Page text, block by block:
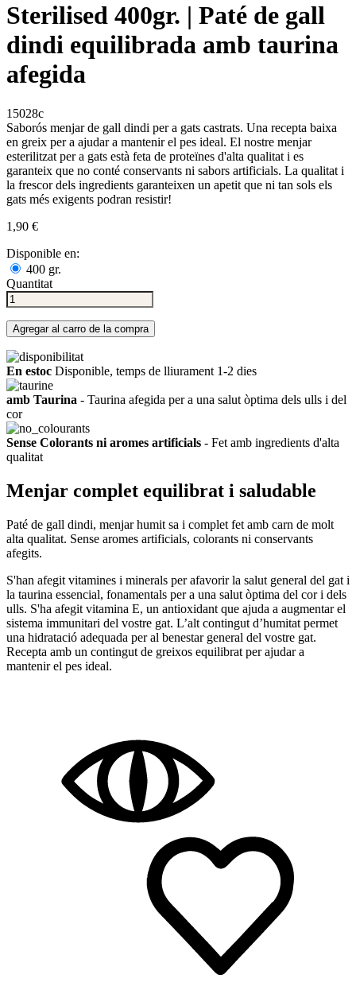
Sterilised 400gr. | Paté de gall
dindi equilibrada amb taurina
afegida
15028c
Saborós menjar de gall dindi per a gats castrats. Una recepta baixa
en greix per a ajudar a mantenir el pes ideal. El nostre menjar
esterilitzat per a gats està feta de proteïnes d'alta qualitat i es
garanteix que no conté conservants ni sabors artificials. La qualitat i
la frescor dels ingredients garanteixen un apetit que ni tan sols els
gats més exigents podran resistir!
1,90 €
Disponible en:
400 gr.
Quantitat
Agregar al carro de la compra
En estoc Disponible, temps de lliurament 1-2 dies
amb Taurina - Taurina afegida per a una salut òptima dels ulls i del
cor
Sense Colorants ni aromes artificials - Fet amb ingredients d'alta
qualitat
Menjar complet equilibrat i saludable
Paté de gall dindi, menjar humit sa i complet fet amb carn de molt
alta qualitat. Sense aromes artificials, colorants ni conservants
afegits.
S'han afegit vitamines i minerals per afavorir la salut general del gat i
la taurina essencial, fonamentals per a una salut òptima del cor i dels
ulls. S'ha afegit vitamina E, un antioxidant que ajuda a augmentar el
sistema immunitari del vostre gat. L’alt contingut d’humitat permet
una hidratació adequada per al benestar general del vostre gat.
Recepta amb un contingut de greixos equilibrat per ajudar a
mantenir el pes ideal.